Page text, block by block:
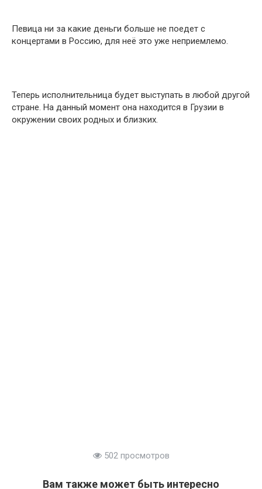
Певица ни за какие деньги больше не поедет с
концертами в Россию, для неё это уже неприемлемо.
Теперь исполнительница будет выступать в любой другой
стране. На данный момент она находится в Грузии в
окружении своих родных и близких.
502 просмотров
Вам также может быть интересно